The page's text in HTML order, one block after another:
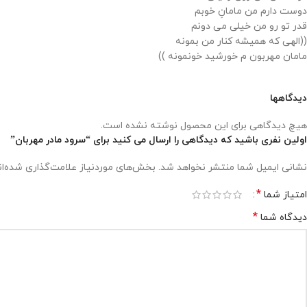
دوست دارم من مامانِ خوبم
قدر تو رو من خیلی می دونم
((الهی که همیشه کنار من بمونه
مامان مهربون م خورشید خونمونه ))
دیدگاهها
هیچ دیدگاهی برای این محصول نوشته نشده است.
اولین نفری باشید که دیدگاهی را ارسال می کنید برای “سرود مادر مهربان”
نشانی ایمیل شما منتشر نخواهد شد. بخش‌های موردنیاز علامت‌گذاری
امتیاز شما *
دیدگاه شما *